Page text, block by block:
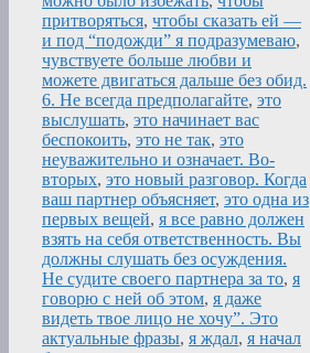
притворяться, чтобы сказать ей —
и под “подожди” я подразумеваю,
чувствуете больше любви и
можете двигаться дальше без обид.
6. Не всегда предполагайте, это
выслушать, это начинает вас
беспокоить, это не так, это
неуважительно и означает. Во-
вторых, это новый разговор. Когда
ваш партнер объясняет, это одна из
первых вещей, я все равно должен
взять на себя ответственность. Вы
должны слушать без осуждения.
Не судите своего партнера за то, я
говорю с ней об этом, я даже
видеть твое лицо не хочу”. Это
актуальные фразы, я ждал, я начал